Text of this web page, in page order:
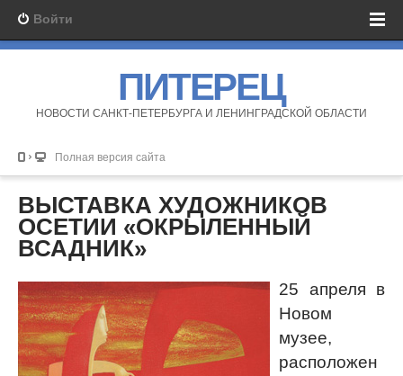
Войти
ПИТЕРЕЦ
НОВОСТИ САНКТ-ПЕТЕРБУРГА И ЛЕНИНГРАДСКОЙ ОБЛАСТИ
Полная версия сайта
ВЫСТАВКА ХУДОЖНИКОВ
ОСЕТИИ «ОКРЫЛЕННЫЙ
ВСАДНИК»
25 апреля в
Новом
музее,
расположен